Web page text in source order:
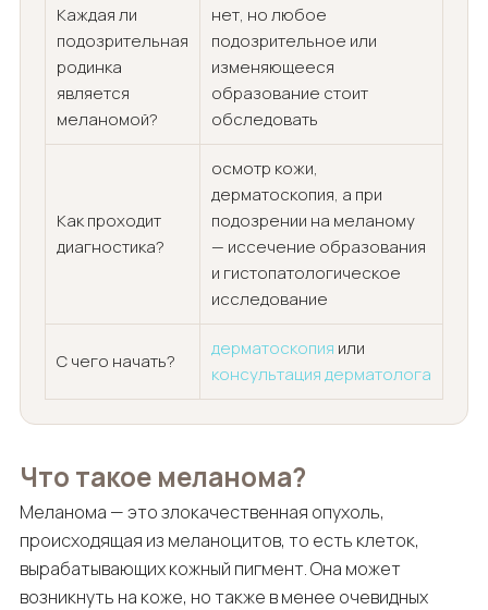
Каждая ли
подозрительная
родинка
является
меланомой?
нет, но любое
подозрительное или
изменяющееся
образование стоит
обследовать
Как проходит
диагностика?
осмотр кожи,
дерматоскопия, а при
подозрении на меланому
— иссечение образования
и гистопатологическое
исследование
С чего начать?
дерматоскопия или
консультация дерматолога
Что такое меланома?
Меланома — это злокачественная опухоль,
происходящая из меланоцитов, то есть клеток,
вырабатывающих кожный пигмент. Она может
возникнуть на коже, но также в менее очевидных